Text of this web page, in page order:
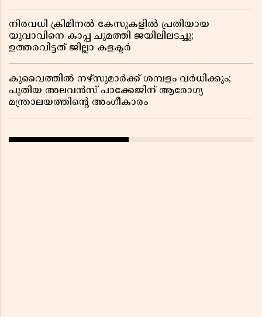
നിരവധി ക്രിമിനൽ കേസുകളിൽ പ്രതിയായ
യുവാവിനെ കാപ്പ ചുമത്തി ജയിലിലടച്ചു;
ഉത്തരവിട്ടത് ജില്ലാ കളക്ടർ
കുവൈത്തിൽ നഴ്‌സുമാർക്ക് ശമ്പളം വർധിക്കും;
പുതിയ അലവൻസ് പാക്കേജിന് ആരോഗ്യ
മന്ത്രാലയത്തിൻ്റെ അംഗീകാരം